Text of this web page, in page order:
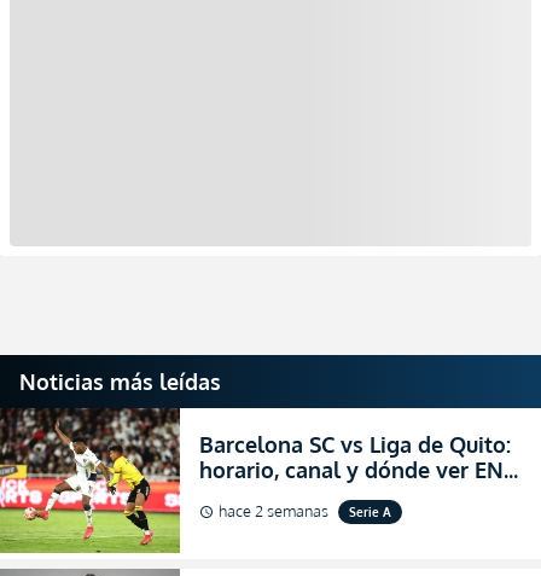
Noticias más leídas
Barcelona SC vs Liga de Quito:
horario, canal y dónde ver EN
VIVO la Fecha 22 de la LigaPro
2026
schedule hace 2 semanas Serie A